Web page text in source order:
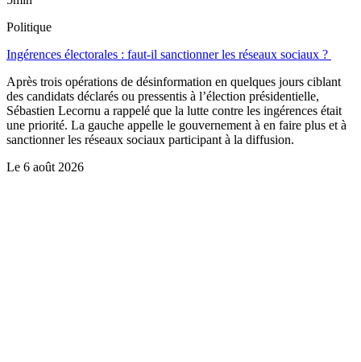
Politique
Ingérences électorales : faut-il sanctionner les réseaux sociaux ?
Après trois opérations de désinformation en quelques jours ciblant
des candidats déclarés ou pressentis à l’élection présidentielle,
Sébastien Lecornu a rappelé que la lutte contre les ingérences était
une priorité. La gauche appelle le gouvernement à en faire plus et à
sanctionner les réseaux sociaux participant à la diffusion.
Le 6 août 2026